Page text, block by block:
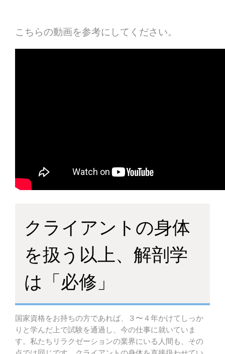
こちらの動画を参考にしてください。
クライアントの身体
を扱う以上、解剖学
は「必修」
国家資格をお持ちの方であれば、３〜４年かけてしっか
りと学んだ上で試験を通過し、今の仕事に就いていま
す。私たちリラクゼーションの業界にいる人間も、その